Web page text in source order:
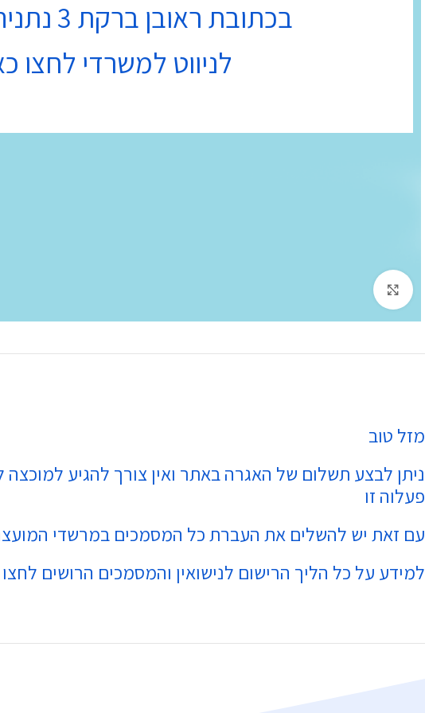
בכתובת ראובן ברקת 3 נתניה בקומה 4
לניווט למשרדי לחצו
מזל טוב
ניתן לבצע תשלום של האגרה באתר ואין צורך להגיע למוכצה
פעלוה זו
עם זאת יש להשלים את העברת כל המסמכים במרשדי
למידע על כל הליך הרישום לנישואין והמסמכים הרושים